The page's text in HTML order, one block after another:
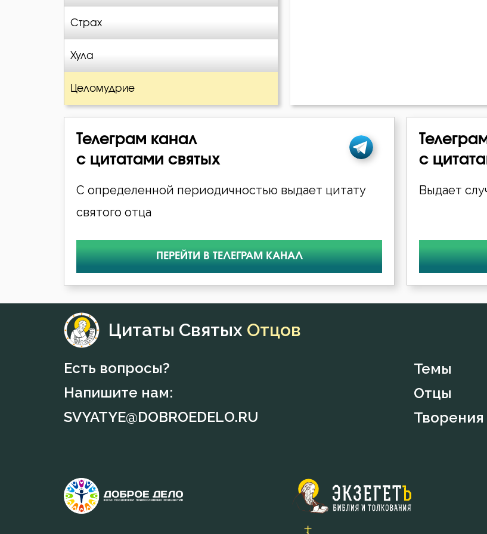
Страх
Хула
Целомудрие
Симеон Новый Богослов
Феогност
Телеграм канал
с цитатами святых
С определенной периодичностью выдает цитату
святого отца
ПЕРЕЙТИ В ТЕЛЕГРАМ КАНАЛ
с
Выдает
Цитаты Святых Отцов
Есть вопросы?
Напишите нам:
SVYATYE@DOBROEDELO.RU
Темы
Отцы
Творения